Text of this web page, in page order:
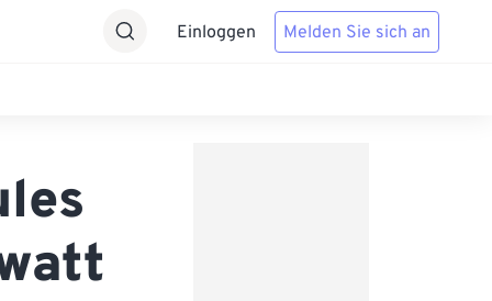
Einloggen Melden Sie sich an